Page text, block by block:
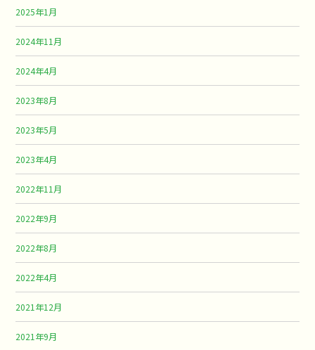
2025年1月
2024年11月
2024年4月
2023年8月
2023年5月
2023年4月
2022年11月
2022年9月
2022年8月
2022年4月
2021年12月
2021年9月